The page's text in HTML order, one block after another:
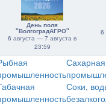
День поля
"ВолгоградАГРО"
6 августа — 7 августа в
23:59
6
Сахарная
Соки,